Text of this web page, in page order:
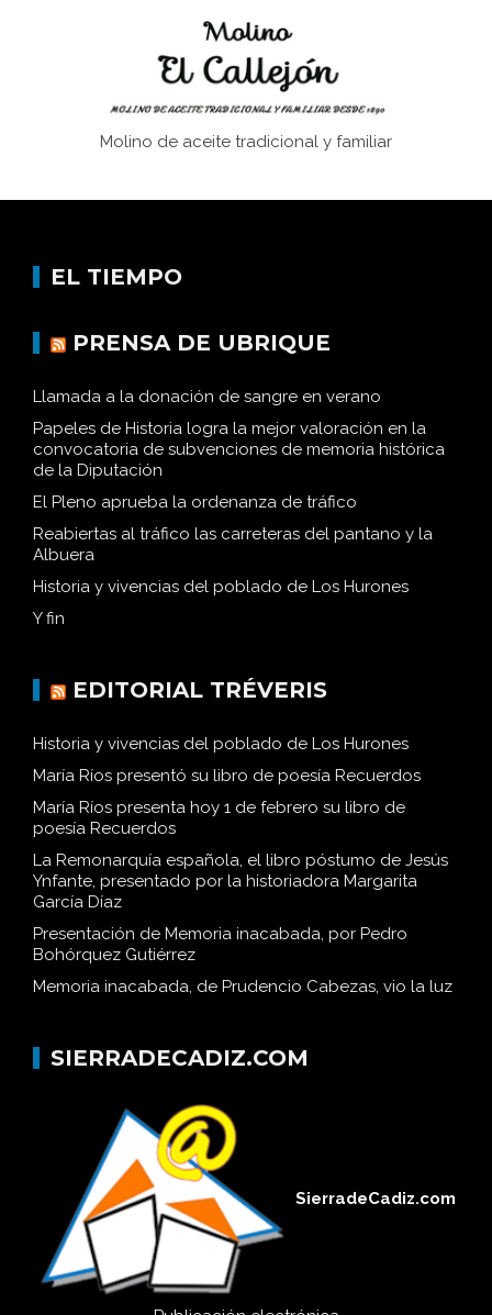
Molino de aceite tradicional y familiar
EL TIEMPO
PRENSA DE UBRIQUE
Llamada a la donación de sangre en verano
Papeles de Historia logra la mejor valoración en la
convocatoria de subvenciones de memoria histórica
de la Diputación
El Pleno aprueba la ordenanza de tráfico
Reabiertas al tráfico las carreteras del pantano y la
Albuera
Historia y vivencias del poblado de Los Hurones
Y fin
EDITORIAL TRÉVERIS
Historia y vivencias del poblado de Los Hurones
María Ríos presentó su libro de poesía Recuerdos
María Ríos presenta hoy 1 de febrero su libro de
poesía Recuerdos
La Remonarquía española, el libro póstumo de Jesús
Ynfante, presentado por la historiadora Margarita
García Díaz
Presentación de Memoria inacabada, por Pedro
Bohórquez Gutiérrez
Memoria inacabada, de Prudencio Cabezas, vio la luz
SIERRADECADIZ.COM
SierradeCadiz.com